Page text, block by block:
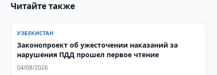
Читайте также
УЗБЕКИСТАН
Законопроект об ужесточении наказаний за
нарушения ПДД прошел первое чтение
04/08/2026